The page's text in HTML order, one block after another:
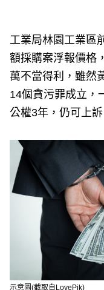
工業局林園工業區
額採購案浮報價格
萬不當得利，雖然
14個貪污罪成立，
公權3年，仍可上訴
示意圖(截取自LovePik)